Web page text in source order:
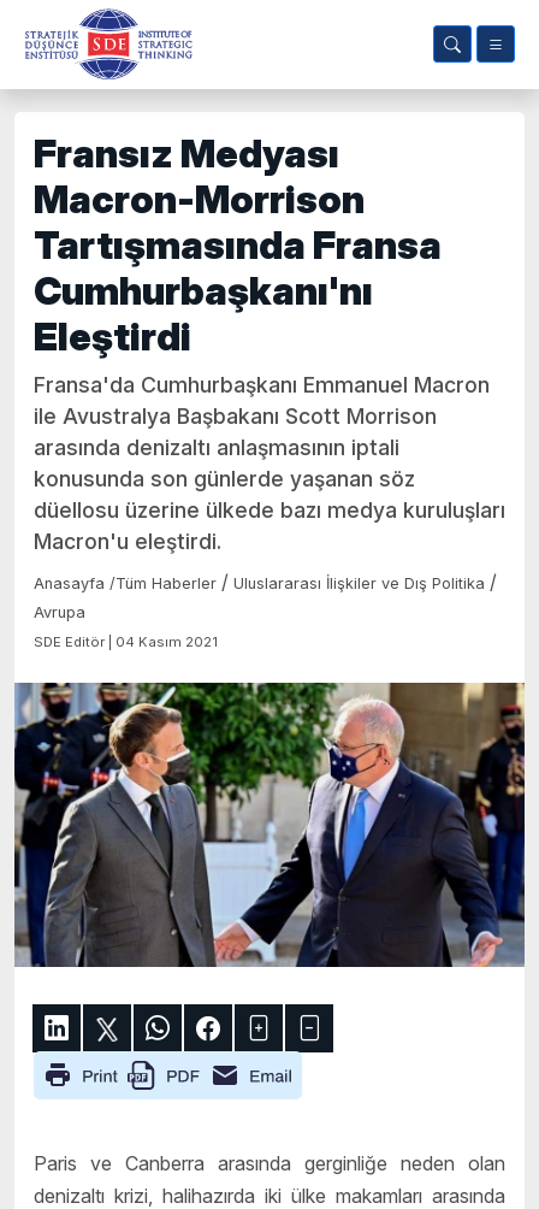
Fransız Medyası
Macron-Morrison
Tartışmasında Fransa
Cumhurbaşkanı'nı
Eleştirdi
Fransa'da Cumhurbaşkanı Emmanuel Macron
ile Avustralya Başbakanı Scott Morrison
arasında denizaltı anlaşmasının iptali
konusunda son günlerde yaşanan söz
düellosu üzerine ülkede bazı medya kuruluşları
Macron'u eleştirdi.
Anasayfa /Tüm Haberler / Uluslararası İlişkiler ve Dış Politika /
Avrupa
SDE Editör | 04 Kasım 2021
Paris ve Canberra arasında gerginliğe neden olan
denizaltı krizi, halihazırda iki ülke makamları arasında